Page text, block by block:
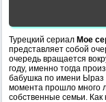
Турецкий сериал Мое
представляет собой
очередь вращается
году, именно тогда
бабушка по имени Ыраз
момента прошло много
собственные семьи.